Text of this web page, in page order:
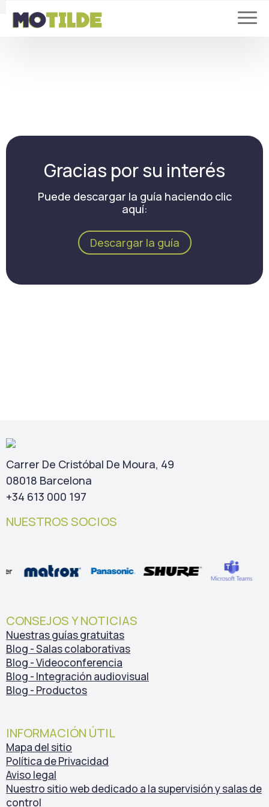
Gracias por su interés
Puede descargar la guía haciendo clic
aquí:
Descargar la guía
Carrer De Cristóbal De Moura, 49
08018 Barcelona
+34 613 000 197
NUESTROS SOCIOS
CONSEJOS Y NOTICIAS
Nuestras guías gratuitas
Blog - Salas colaborativas
Blog - Videoconferencia
Blog - Integración audiovisual
Blog - Productos
INFORMACIÓN ÚTIL
Mapa del sitio
Política de Privacidad
Aviso legal
Nuestro sitio web dedicado a la supervisión y salas de
control